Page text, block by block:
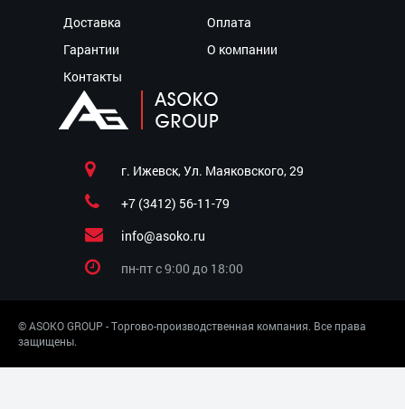
Доставка
Оплата
Гарантии
О компании
Контакты
г. Ижевск, Ул. Маяковского, 29
+7 (3412) 56-11-79
info@asoko.ru
пн-пт c 9:00 до 18:00
© ASOKO GROUP - Торгово-производственная компания. Все права
защищены.